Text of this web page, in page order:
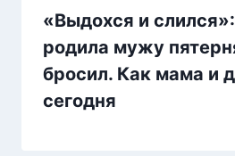
«Выдохся и
родила мужу
бросил. Как мама и
сегодня